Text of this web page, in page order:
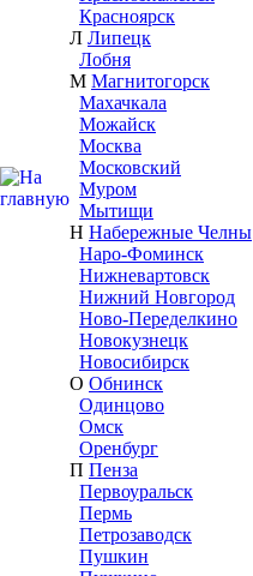
Красноярск
Л Липецк
Лобня
М Магнитогорск
Махачкала
Можайск
Москва
Московский
Муром
Мытищи
Н Набережные Челны
Наро-Фоминск
Нижневартовск
Нижний Новгород
Ново-Переделкино
Новокузнецк
Новосибирск
О Обнинск
Одинцово
Омск
Оренбург
П Пенза
Первоуральск
Пермь
Петрозаводск
Пушкин